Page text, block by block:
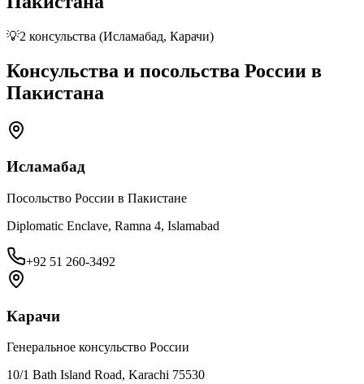
💡2 консульства (Исламабад, Карачи)
Консульства и посольства России в
Пакистана
Исламабад
Посольство России в Пакистане
Diplomatic Enclave, Ramna 4, Islamabad
+92 51 260-3492
Карачи
Генеральное консульство России
10/1 Bath Island Road, Karachi 75530